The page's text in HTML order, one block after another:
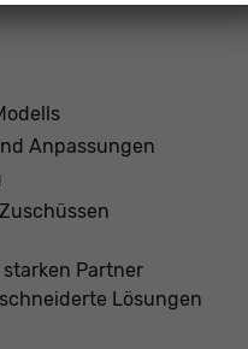
Anpassungen
Partner
Lösungen